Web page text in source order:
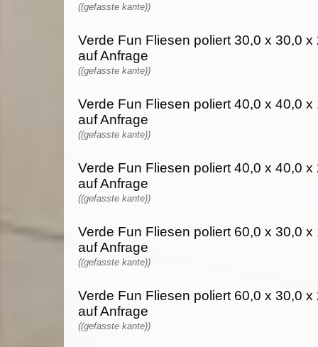
((gefasste kante))
Verde Fun Fliesen poliert 30,0 x 30,0 x
auf Anfrage
((gefasste kante))
Verde Fun Fliesen poliert 40,0 x 40,0 x
auf Anfrage
((gefasste kante))
Verde Fun Fliesen poliert 40,0 x 40,0 x
auf Anfrage
((gefasste kante))
Verde Fun Fliesen poliert 60,0 x 30,0 x
auf Anfrage
((gefasste kante))
Verde Fun Fliesen poliert 60,0 x 30,0 x
auf Anfrage
((gefasste kante))